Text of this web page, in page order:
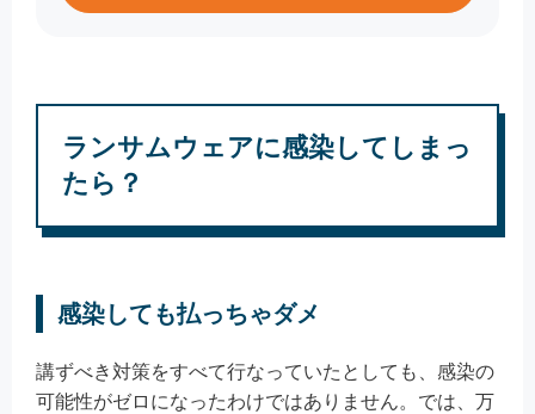
ランサムウェアに感染してしまっ
たら？
感染しても払っちゃダメ
講ずべき対策をすべて行なっていたとしても、感染の
可能性がゼロになったわけではありません。では、万